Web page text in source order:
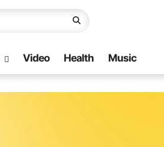
Video Health Music